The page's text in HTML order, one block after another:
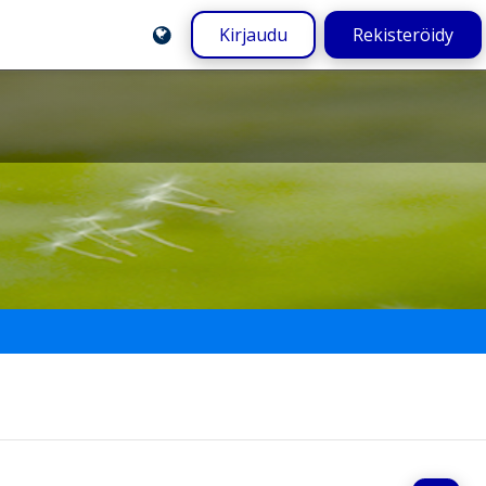
Kirjaudu Rekisteröidy